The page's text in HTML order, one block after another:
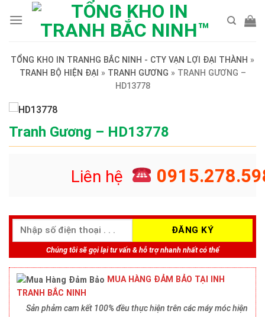
TỔNG KHO IN TRANHG BẮC NINH - CTY VẠN LỢI ĐẠI THÀNH »
TRANH BỘ HIỆN ĐẠI » TRANH GƯƠNG » TRANH GƯƠNG –
HD13778
Tranh Gương – HD13778
Liên hệ
Chúng tôi sẽ gọi lại tư vấn & hỗ trợ nhanh nhất có thể
MUA HÀNG ĐẢM BẢO TẠI INH
TRANH BẮC NINH
Sản phảm cam kết 100% đều thực hiện trên các máy móc hiện